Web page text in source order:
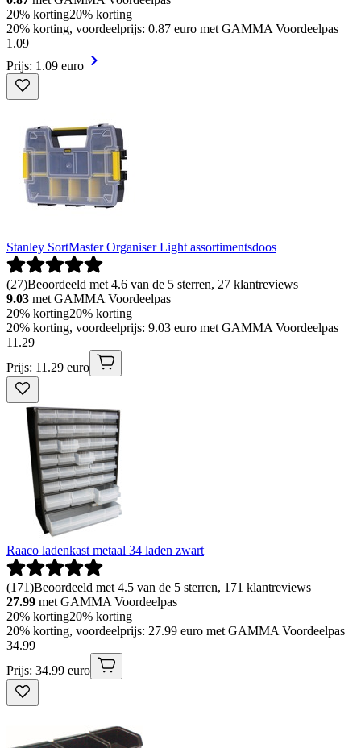
20% korting20% korting
20% korting, voordeelprijs: 0.87 euro met GAMMA Voordeelpas
1 .09
Prijs: 1.09 euro
Stanley SortMaster Organiser Light assortimentsdoos
(27)Beoordeeld met 4.6 van de 5 sterren, 27 klantreviews
9.03 met GAMMA Voordeelpas
20% korting20% korting
20% korting, voordeelprijs: 9.03 euro met GAMMA Voordeelpas
11 .29
Prijs: 11.29 euro
Raaco ladenkast metaal 34 laden zwart
(171)Beoordeeld met 4.5 van de 5 sterren, 171 klantreviews
27.99 met GAMMA Voordeelpas
20% korting20% korting
20% korting, voordeelprijs: 27.99 euro met GAMMA Voordeelpas
34.99
Prijs: 34.99 euro